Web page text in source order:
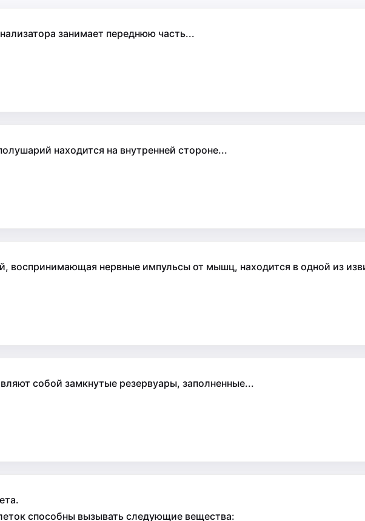
занимает переднюю часть...
находится на внутренней стороне...
воспринимающая нервные импульсы от мышц, находится в одной из
собой замкнутые резервуары, заполненные...
способны вызывать следующие вещества: